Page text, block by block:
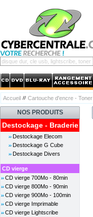
Accueil Cartouche d'encre - Toner
NOS PRODUITS
Destockage - Braderie
Destockage Elecom
Destockage G Cube
Destockage Divers
CD vierge
CD vierge 700Mo - 80min
CD vierge 800Mo - 90min
CD vierge 900Mo - 100min
CD vierge Imprimable
CD vierge Lightscribe